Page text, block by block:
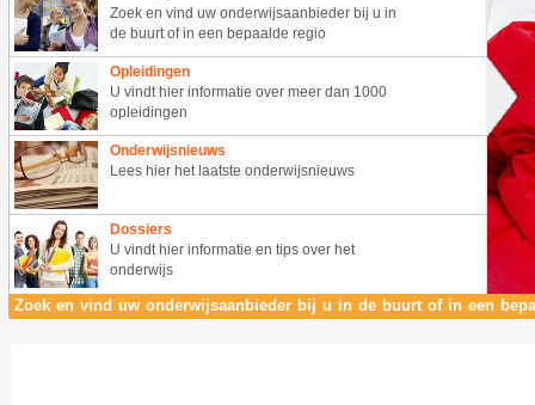
Zoek en vind uw onderwijsaanbieder bij u in
de buurt of in een bepaalde regio
Opleidingen
U vindt hier informatie over meer dan 1000
opleidingen
Onderwijsnieuws
Lees hier het laatste onderwijsnieuws
Dossiers
U vindt hier informatie en tips over het
onderwijs
Zoek en vind uw onderwijsaanbieder bij u in de buurt of in een